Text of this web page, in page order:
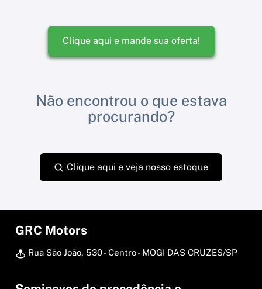
Clique aqui e mande sua oferta!
Não encontrou o que estava
procurando?
Clique aqui e veja nosso estoque
GRC Motors
Rua São João, 530 - Centro - MOGI DAS CRUZES/SP